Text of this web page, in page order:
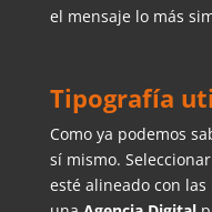
el mensaje lo más
Tipografía
Como ya podemos
sí mismo.
esté alineado con